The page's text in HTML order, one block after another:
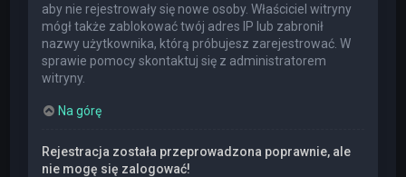
aby nie rejestrowały się nowe osoby. Właściciel witryny
mógł także zablokować twój adres IP lub zabronił
nazwy użytkownika, którą próbujesz zarejestrować. W
sprawie pomocy skontaktuj się z administratorem
witryny.
Na górę
Rejestracja została przeprowadzona poprawnie, ale
nie mogę się zalogować!